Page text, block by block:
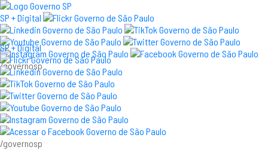
SP + Digital
/governosp
SP + Digital
/governosp
×
visite
exposições e eventos
acervo e pesquisa